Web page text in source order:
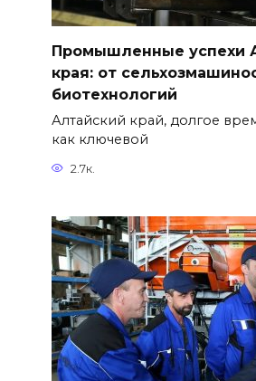
Промышленные успехи
края: от
биотехнологий
Алтайский край, долгое
как ключевой
2.7к.